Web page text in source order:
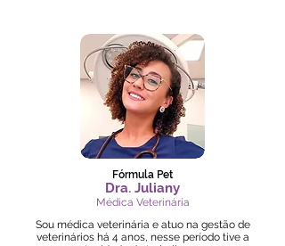
Fórmula Pet
Dra. Juliany
Médica Veterinária
Sou médica veterinária e atuo na gestão de
veterinários há 4 anos, nesse período tive a